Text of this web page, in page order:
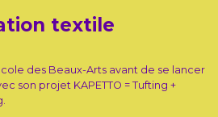
textile
des Beaux-Arts avant de se lancer
son projet KAPETTO = Tufting +